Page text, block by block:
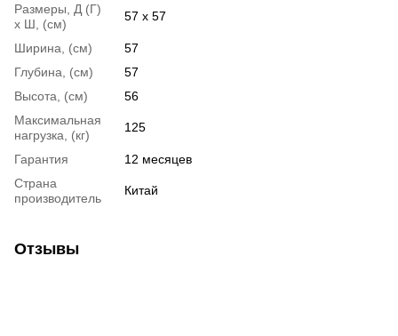
Размеры, Д (Г)
х Ш, (см)
57 х 57
Ширина, (см)
57
Глубина, (см)
57
Высота, (см)
56
Максимальная
нагрузка, (кг)
125
Гарантия
12 месяцев
Страна
производитель
Китай
Отзывы